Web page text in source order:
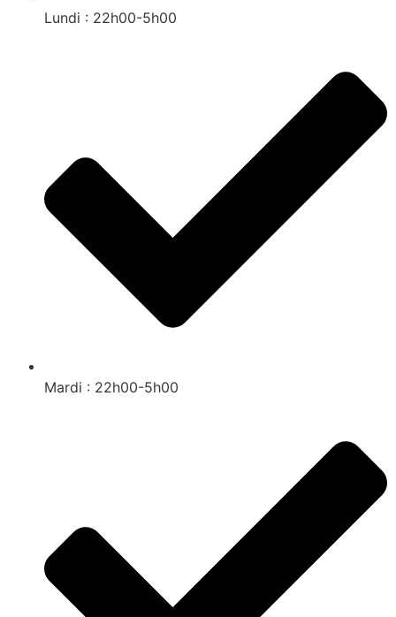
Lundi : 22h00-5h00
Mardi : 22h00-5h00